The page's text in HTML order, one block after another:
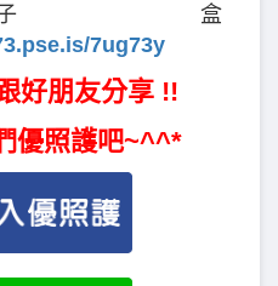
盒
7ug73y
好朋友分享 !!
優照護吧~^^*